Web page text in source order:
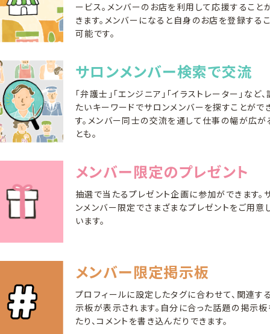
ービス。メンバーのお店を利用して応援すること
きます。メンバーになると自身のお店を登録する
可能です。
サロンメンバー検索で交流
「弁護士」「エンジニア」「イラストレーター」など
たいキーワードでサロンメンバーを探すことがで
す。メンバー同士の交流を通して仕事の幅が広が
とも。
メンバー限定のプレゼント
抽選で当たるプレゼント企画に参加ができます。
ンメンバー限定でさまざまなプレゼントをご用意
います。
メンバー限定掲示板
プロフィールに設定したタグに合わせて、関連す
示板が表示されます。自分に合った話題の掲示板
たり、コメントを書き込んだりできます。